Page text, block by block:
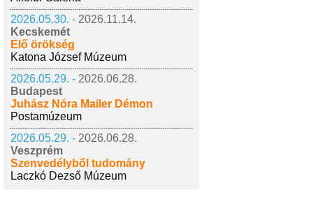
2026.05.30. - 2026.11.14.
Kecskemét
Élő örökség
Katona József Múzeum
2026.05.29. - 2026.06.28.
Budapest
Juhász Nóra Mailer Démon
Postamúzeum
2026.05.29. - 2026.06.28.
Veszprém
Szenvedélyből tudomány
Laczkó Dezső Múzeum